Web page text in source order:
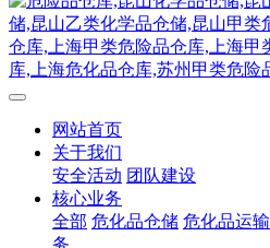
网站首页
关于我们
安全活动 团队建设
核心业务
全部 危化品仓储 危化品运输
务